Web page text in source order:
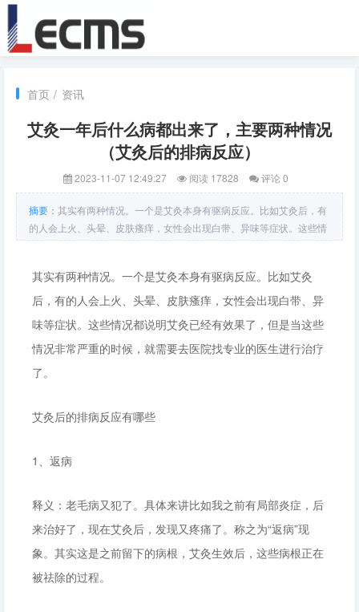
首页 / 资讯
艾灸一年后什么病都出来了，主要两种情况
（艾灸后的排病反应）
2023-11-07 12:49:27 阅读 17828 评论 0
摘要： 其实有两种情况。一个是艾灸本身有驱病反应。比如艾灸后，有
的人会上火、头晕、皮肤瘙痒，女性会出现白带、异味等症状。这些情
况都说明艾灸已经有效果了，但是当这些情况非常严重的时候，就需要
义：老毛病又犯
其实有两种情况。一个是艾灸本身有驱病反应。比如艾灸
后，有的人会上火、头晕、皮肤瘙痒，女性会出现白带、异
味等症状。这些情况都说明艾灸已经有效果了，但是当这些
情况非常严重的时候，就需要去医院找专业的医生进行治疗
了。
艾灸后的排病反应有哪些
1、返病
释义：老毛病又犯了。具体来讲比如我之前有局部炎症，后
来治好了，现在艾灸后，发现又疼痛了。称之为“返病”现
象。其实这是之前留下的病根，艾灸生效后，这些病根正在
被祛除的过程。